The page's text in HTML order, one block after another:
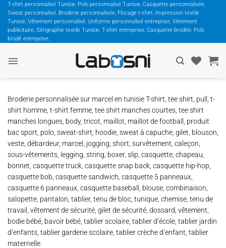
Passer
contenu
T-shirt personnalisé Tunisie, Polo personnalisé Tunisie, Casquette personnalisée,
Sweat personnalisé, Broderie personnalisée, Flocage t-shirt, Impression textile
Tunisie, Vêtement personnalisé, Uniforme personnalisé entreprise, Vêtement
publicitaire, Sérigraphie textile Tunisie, T-shirt entreprise, Casquette brodée, Polo
brodé entreprise,
Broderie personnalisée sur marcel en tunisie T-shirt, tee shirt, pull, t-
shirt homme, t-shirt femme, tee shirt manches courtes, tee shirt
manches longues, body, tricot, maillot, maillot de football, produit
bac sport, polo, sweat-shirt, hoodie, sweat à capuche, gilet, blouson,
veste, débardeur, marcel, jogging, short, survêtement, caleçon,
sous-vêtements, legging, string, boxer, slip, casquette, chapeau,
bonnet, casquette truck, casquette snap back, casquette hip-hop,
casquette bob, casquette sandwich, casquette 5 panneaux,
casquette 6 panneaux, casquette baseball, blouse, combinaison,
salopette, pantalon, tablier, tenu de bloc, tunique, chemise, tenu de
travail, vêtement de sécurité, gilet de sécurité, dossard, vêtement,
bodie bébé, bavoir bébé, tablier scolaire, tablier d’école, tablier jardin
d’enfants, tablier garderie scolaire, tablier crèche d’enfant, tablier
maternelle.